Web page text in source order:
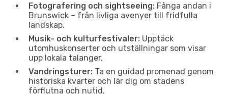
Fotografering och sightseeing: Fånga andan i
Brunswick – från livliga avenyer till fridfulla
landskap.
Musik- och kulturfestivaler: Upptäck
utomhuskonserter och utställningar som visar
upp lokala talanger.
Vandringsturer: Ta en guidad promenad genom
historiska kvarter och lär dig om stadens
förflutna och nutid.